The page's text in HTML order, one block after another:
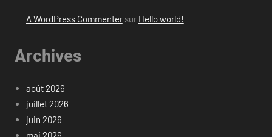
A WordPress Commentersur Hello world!
Archives
août 2026
juillet 2026
juin 2026